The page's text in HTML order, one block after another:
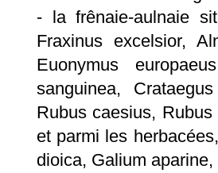
- la frênaie-aulnaie
Fraxinus excelsior,
Euonymus
sanguinea,
Rubus caesius,
et parmi les
dioica, Galium